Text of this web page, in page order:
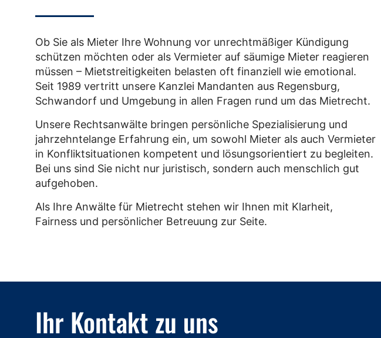
Ob Sie als Mieter Ihre Wohnung vor unrechtmäßiger Kündigung
schützen möchten oder als Vermieter auf säumige Mieter reagieren
müssen – Mietstreitigkeiten belasten oft finanziell wie emotional.
Seit 1989 vertritt unsere Kanzlei Mandanten aus Regensburg,
Schwandorf und Umgebung in allen Fragen rund um das Mietrecht.
Unsere Rechtsanwälte bringen persönliche Spezialisierung und
jahrzehntelange Erfahrung ein, um sowohl Mieter als auch Vermieter
in Konfliktsituationen kompetent und lösungsorientiert zu begleiten.
Bei uns sind Sie nicht nur juristisch, sondern auch menschlich gut
aufgehoben.
Als Ihre Anwälte für Mietrecht stehen wir Ihnen mit Klarheit,
Fairness und persönlicher Betreuung zur Seite.
Ihr Kontakt zu uns